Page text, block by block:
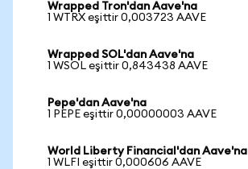
Wrapped Tron'dan Aave'na
1 WTRX eşittir 0,003723 AAVE
Wrapped SOL'dan Aave'na
1 WSOL eşittir 0,843438 AAVE
Pepe'dan Aave'na
1 PEPE eşittir 0,00000003 AAVE
World Liberty Financial'dan Aave'na
1 WLFI eşittir 0,000606 AAVE